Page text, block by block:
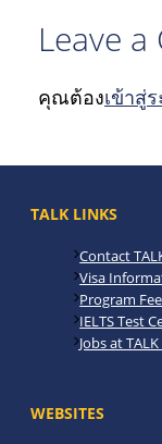
Leave
คุณต้องเข้าสู่
TALK LINKS
Contact
Visa
Program
IELTS Test
Jobs at
WEBSITES